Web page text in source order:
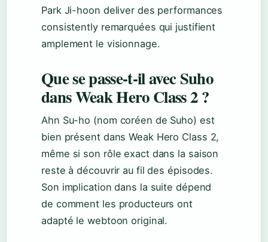
Park Ji-hoon deliver des performances
consistently remarquées qui justifient
amplement le visionnage.
Que se passe-t-il avec Suho
dans Weak Hero Class 2 ?
Ahn Su-ho (nom coréen de Suho) est
bien présent dans Weak Hero Class 2,
même si son rôle exact dans la saison
reste à découvrir au fil des épisodes.
Son implication dans la suite dépend
de comment les producteurs ont
adapté le webtoon original.